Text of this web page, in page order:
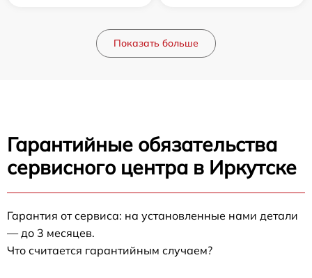
Показать больше
Гарантийные обязательства
сервисного центра в Иркутске
Гарантия от сервиса: на установленные нами детали
— до 3 месяцев.
Что считается гарантийным случаем?